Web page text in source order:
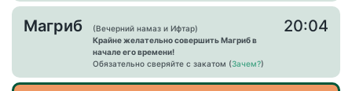
Магриб
(Вечерний намаз и Ифтар)
Крайне желательно совершить Магриб в
начале его времени!
Обязательно сверяйте с закатом (Зачем?)
20:04